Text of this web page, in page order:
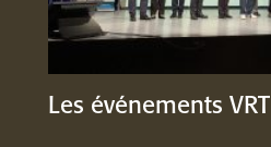
Les événements VRT